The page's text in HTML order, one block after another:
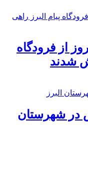
از فرودگاه
شدند
در شهرستان